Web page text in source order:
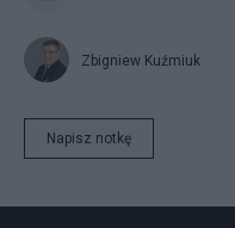
Zbigniew Kuźmiuk
Napisz notkę